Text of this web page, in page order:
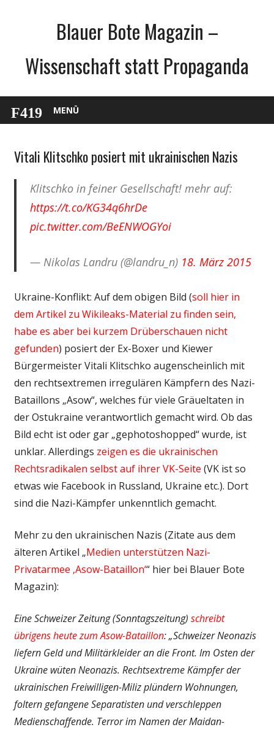
Blauer Bote Magazin –
Wissenschaft statt Propaganda
MENÜ
Gesellschaft
Medien
Politik
Webfundstück
Vitali Klitschko posiert mit ukrainischen Nazis
Klitschko in feiner Gesellschaft! mehr auf:
https://t.co/KG34q6hrDe
pic.twitter.com/BeENWOGYoi
— Nikolas Landru (@landru_n) 18. März 2015
Ukraine-Konflikt: Auf dem obigen Bild (soll hier in
dem Artikel zu Wikileaks-Material zu finden sein,
habe es aber bei kurzem Drüberschauen nicht
gefunden) posiert der Ex-Boxer und Kiewer
Bürgermeister Vitali Klitschko augenscheinlich mit
den rechtsextremen irregulären Kämpfern des Nazi-
Bataillons „Asow“, welches für viele Gräueltaten in
der Ostukraine verantwortlich gemacht wird. Ob das
Bild echt ist oder gar „gephotoshopped“ wurde, ist
unklar. Allerdings zeigen es die ukrainischen
Rechtsradikalen selbst auf ihrer VK-Seite (VK ist so
etwas wie Facebook in Russland, Ukraine etc.). Dort
sind die Nazi-Kämpfer unkenntlich gemacht.
Mehr zu den ukrainischen Nazis (Zitate aus dem
älteren Artikel „Medien unterstützen Nazi-
Privatarmee ‚Asow-Bataillon‘“ hier bei Blauer Bote
Magazin):
Eine Schweizer Zeitung (Sonntagszeitung) schreibt
übrigens heute zum Asow-Bataillon: „Schweizer Neonazis
liefern Geld und Militärkleider an die Front. Im Osten der
Ukraine wüten Neonazis. Rechtsextreme Kämpfer der
ukrainischen Freiwilligen-Miliz plündern Wohnungen,
foltern gefangene Separatisten und verschleppen
Medienschaffende. Terror im Namen der Maidan-